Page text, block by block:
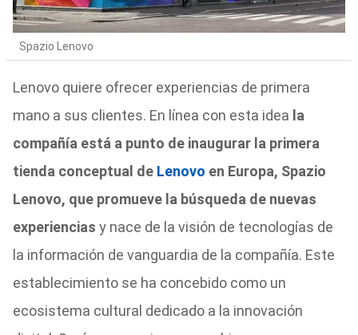
Spazio Lenovo
Lenovo quiere ofrecer experiencias de primera
mano a sus clientes. En línea con esta idea la
compañía está a punto de inaugurar la primera
tienda conceptual de Lenovo en Europa, Spazio
Lenovo, que promueve la búsqueda de nuevas
experiencias y nace de la visión de tecnologías de
la información de vanguardia de la compañía. Este
establecimiento se ha concebido como un
ecosistema cultural dedicado a la innovación